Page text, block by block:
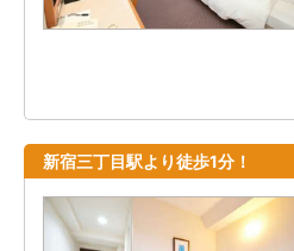
新宿三丁目駅より徒歩1分！